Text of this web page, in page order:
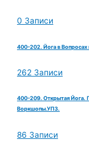
0 Записи
400-202. Йога в Вопросах
262 Записи
400-209. Открытая Йога.
Воркшопы.УПЗ.
86 Записи